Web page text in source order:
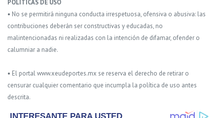
POLITICAS DE USO
• No se permitirá ninguna conducta irrespetuosa, ofensiva o abusiva: las
contribuciones deberán ser constructivas y educadas, no
malintencionadas ni realizadas con la intención de difamar, ofender o
calumniar a nadie.
• El portal www.xeudeportes.mx se reserva el derecho de retirar o
censurar cualquier comentario que incumpla la política de uso antes
descrita.